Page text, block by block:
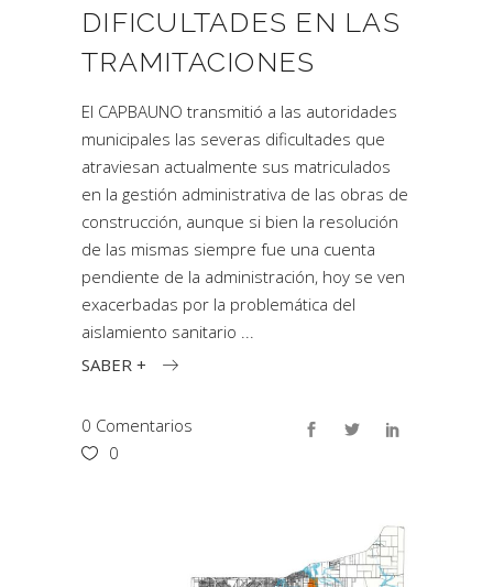
DIFICULTADES EN LAS
TRAMITACIONES
El CAPBAUNO transmitió a las autoridades
municipales las severas dificultades que
atraviesan actualmente sus matriculados
en la gestión administrativa de las obras de
construcción, aunque si bien la resolución
de las mismas siempre fue una cuenta
pendiente de la administración, hoy se ven
exacerbadas por la problemática del
aislamiento sanitario
SABER +
0 Comentarios
0